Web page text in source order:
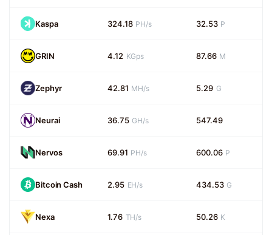
Kaspa 324.18 PH/s 32.53 P
GRIN 4.12 KGps 87.66 M
Zephyr 42.81 MH/s 5.29 G
Neurai 36.75 GH/s 547.49
Nervos 69.91 PH/s 600.06 P
Bitcoin Cash 2.95 EH/s 434.53 G
Nexa 1.76 TH/s 50.26 K